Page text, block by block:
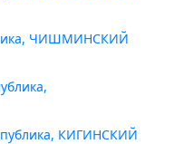
ЧИШМИНСКИЙ
КИГИНСКИЙ